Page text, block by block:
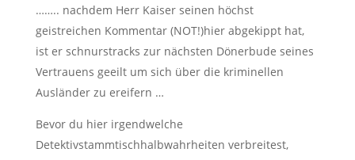
…….. nachdem Herr Kaiser seinen höchst
geistreichen Kommentar (NOT!)hier abgekippt hat,
ist er schnurstracks zur nächsten Dönerbude seines
Vertrauens geeilt um sich über die kriminellen
Ausländer zu ereifern …
Bevor du hier irgendwelche
Detektivstammtischhalbwahrheiten verbreitest,